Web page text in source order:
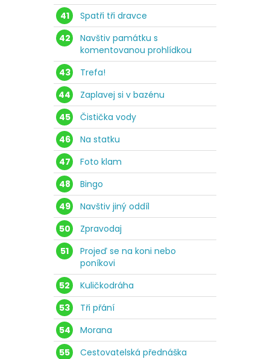
41
Spatři tři dravce
42
Navštiv památku s
komentovanou prohlídkou
43
Trefa!
44
Zaplavej si v bazénu
45
Čistička vody
46
Na statku
47
Foto klam
48
Bingo
49
Navštiv jiný oddíl
50
Zpravodaj
51
Projeď se na koni nebo
poníkovi
52
Kuličkodráha
53
Tři přání
54
Morana
55
Cestovatelská přednáška